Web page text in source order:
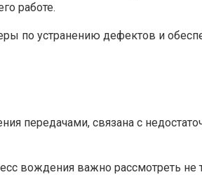
работе.
по устранению дефектов и
передачами, связана с
вождения важно рассмотреть не